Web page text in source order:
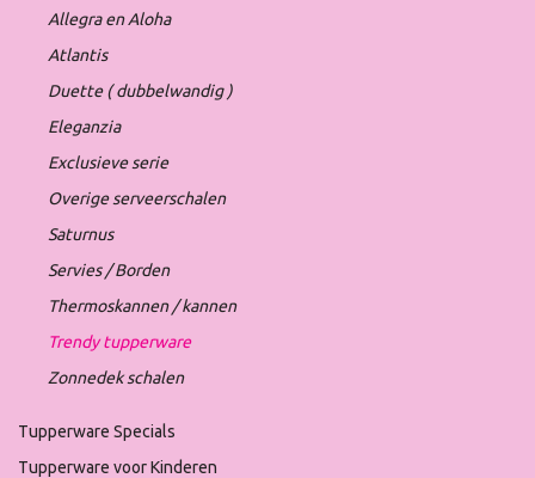
Allegra en Aloha
Atlantis
Duette ( dubbelwandig )
Eleganzia
Exclusieve serie
Overige serveerschalen
Saturnus
Servies / Borden
Thermoskannen / kannen
Trendy tupperware
Zonnedek schalen
Tupperware Specials
Tupperware voor Kinderen